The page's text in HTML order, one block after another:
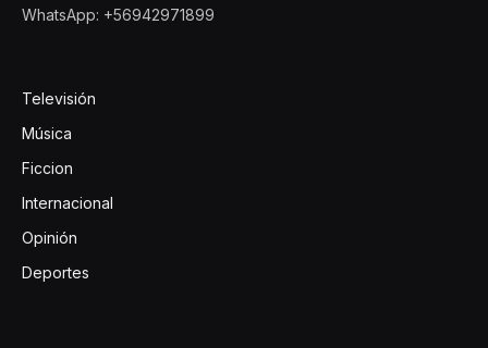
WhatsApp: +56942971899
Televisión
Música
Ficcion
Internacional
Opinión
Deportes